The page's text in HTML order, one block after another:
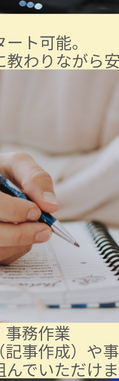
ト可能。
わりながら
事務作業
記事作成）や
でいただけま